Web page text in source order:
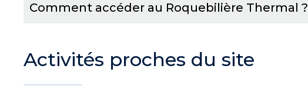
Comment accéder au Roquebilière Thermal ?
Activités proches du site